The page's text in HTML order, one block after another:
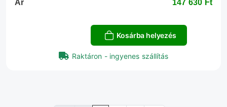
Ár 147 630 Ft‎
Kosárba helyezés
Raktáron - ingyenes szállítás